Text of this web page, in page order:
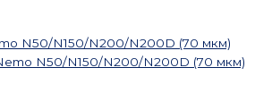
N50/N150/N200/N200D (70 мкм)